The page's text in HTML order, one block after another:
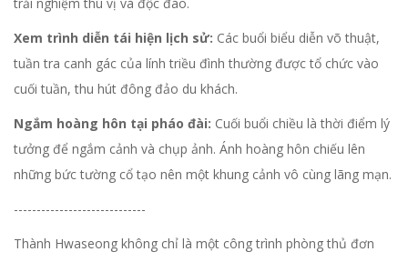
Xem trình diễn tái hiện lịch sử: Các buổi biểu diễn võ thuật,
tuần tra canh gác của lính triều đình thường được tổ chức vào
cuối tuần, thu hút đông đảo du khách.
Ngắm hoàng hôn tại pháo đài: Cuối buổi chiều là thời điểm lý
tưởng để ngắm cảnh và chụp ảnh. Ánh hoàng hôn chiếu lên
những bức tường cổ tạo nên một khung cảnh vô cùng lãng mạn.
-----------------------------
Thành Hwaseong không chỉ là một công trình phòng thủ đơn